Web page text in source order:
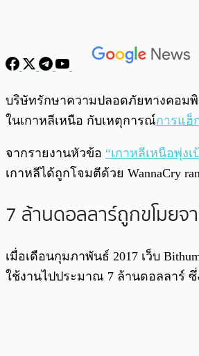
พร้อมเล่น
บริษัทรักษาความปลอดภัยทางคอมพิว
ในเกาหลีเหนือ กับเหตุการณ์การแฮ็
จากรายงานหัวข้อ “เกาหลีเหนือพุ่งเ
เกาหลีได้ถูกโจมตีด้วย WannaCry
7 ล้านดอลลาร์ถูกขโมยจ
เมื่อเดือนกุมภาพันธ์ 2017 เว็บ
ใช้งานไปประมาณ 7 ล้านดอลลาร์